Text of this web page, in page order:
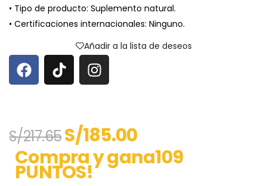
• Tipo de producto: Suplemento natural.
• Certificaciones internacionales: Ninguno.
Añadir a la lista de deseos
S/217.65S/185.00
Compra y gana109
PUNTOS!